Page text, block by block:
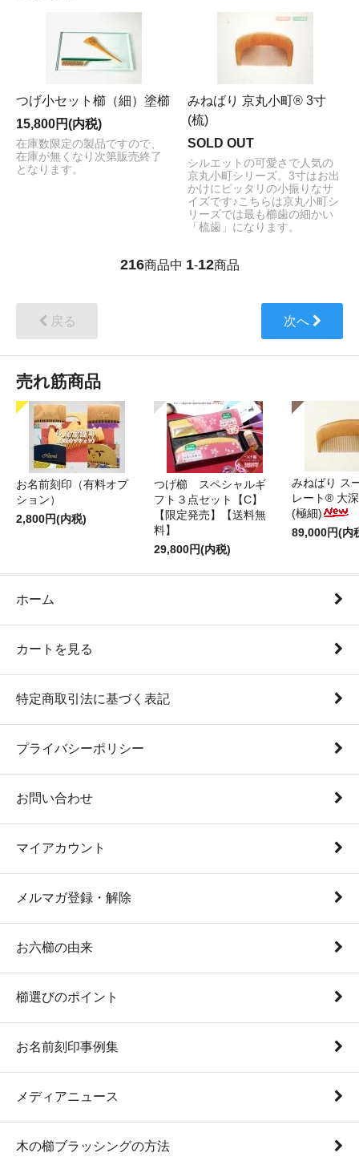
つげ小セット櫛（細）塗櫛
15,800円(内税)
在庫数限定の製品ですので、
在庫が無くなり次第販売終了
となります。
みねばり 京丸小町® 3寸
(梳)
SOLD OUT
シルエットの可愛さで人気の
京丸小町シリーズ。3寸はお出
かけにピッタリの小振りなサ
イズです♪こちらは京丸小町シ
リーズでは最も櫛歯の細かい
「梳歯」になります。
216商品中 1-12商品
戻る 次へ
売れ筋商品
お名前刻印（有料オプ
ション）
2,800円(内税)
つげ櫛 スペシャルギ
フト３点セット【C】
【限定発売】【送料無
料】
29,800円(内税)
みねばり ス
レート® 大
(極細)
89,000円(内
ホーム
カートを見る
特定商取引法に基づく表記
プライバシーポリシー
お問い合わせ
マイアカウント
メルマガ登録・解除
お六櫛の由来
櫛選びのポイント
お名前刻印事例集
メディアニュース
木の櫛ブラッシングの方法